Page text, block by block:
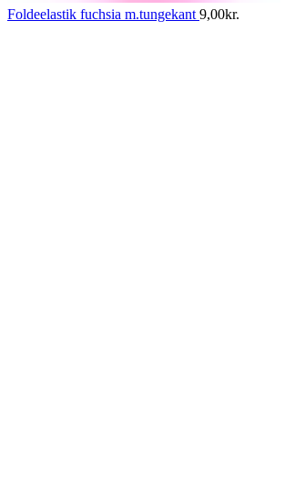
Foldeelastik fuchsia m.tungekant 9,00kr.